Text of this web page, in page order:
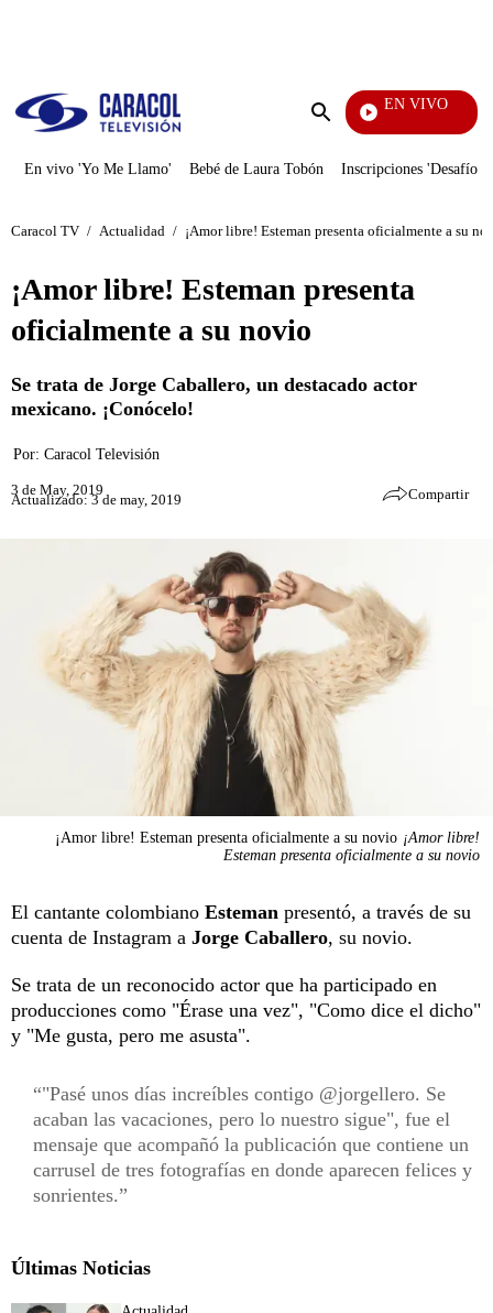
Enviar
EN VIVO
Noticias Caracol
En vivo 'Yo Me Llamo' Bebé de Laura Tobón Inscripciones 'Desafío'
Caracol TV / Actualidad / ¡Amor libre! Esteman presenta oficialmente a su
¡Amor libre! Esteman presenta
oficialmente a su novio
Se trata de Jorge Caballero, un destacado actor
mexicano. ¡Conócelo!
Por: Caracol Televisión
3 de May, 2019
Actualizado: 3 de may, 2019 Compartir
¡Amor libre! Esteman presenta oficialmente a su novio ¡Amor libre!
Esteman presenta oficialmente a su novio
El cantante colombiano Esteman presentó, a través de su
cuenta de Instagram a Jorge Caballero, su novio.
Se trata de un reconocido actor que ha participado en
producciones como "Érase una vez", "Como dice el dicho"
y "Me gusta, pero me asusta".
"Pasé unos días increíbles contigo @jorgellero. Se
acaban las vacaciones, pero lo nuestro sigue", fue el
mensaje que acompañó la publicación que contiene un
carrusel de tres fotografías en donde aparecen felices y
sonrientes.
Últimas Noticias